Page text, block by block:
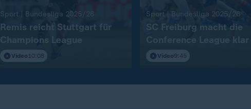
Sport | Bundesliga 2025/26
Remis reicht Stuttgart für
Champions League
Video 10:08
Sport | Bundesliga 2025/26:
SC Freiburg macht die
Conference League klar
Video9:45